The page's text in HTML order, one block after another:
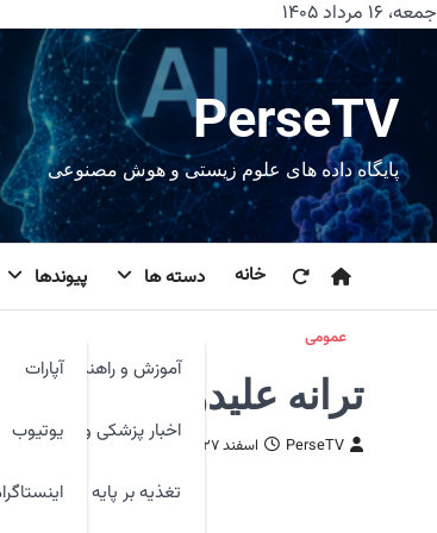
پرش
محتوا
جمعه، ۱۶ مرداد ۱۴۰۵
PerseTV
پایگاه داده های علوم زیستی و هوش مصنوعی
خانه دسته ها
آموزش و راهنما
اخبار پزشکی و فنآوری
تغذیه بر پایه شواهد
پیوندها
آپارات
یوتیوب
عمومی
ترانه علیدوستی در
PerseTV اسفند ۲۷, ۱۴۰۳